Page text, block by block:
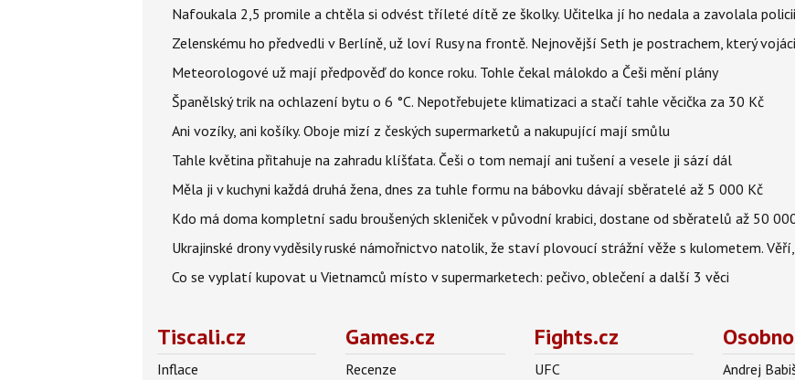
Nafoukala 2,5 promile a chtěla si odvést tříleté dítě ze školky. Učitelka jí ho nedala a zavolala policii
Zelenskému ho předvedli v Berlíně, už loví Rusy na frontě. Nejnovější Seth je postrachem, který
Meteorologové už mají předpověď do konce roku. Tohle čekal málokdo a Češi mění plány
Španělský trik na ochlazení bytu o 6 °C. Nepotřebujete klimatizaci a stačí tahle věcička za 30 Kč
Ani vozíky, ani košíky. Oboje mizí z českých supermarketů a nakupující mají smůlu
Tahle květina přitahuje na zahradu klíšťata. Češi o tom nemají ani tušení a vesele ji sází dál
Měla ji v kuchyni každá druhá žena, dnes za tuhle formu na bábovku dávají sběratelé až 5 000 Kč
Kdo má doma kompletní sadu broušených skleniček v původní krabici, dostane od sběratelů až 50
Ukrajinské drony vyděsily ruské námořnictvo natolik, že staví plovoucí strážní věže s kulometem.
Co se vyplatí kupovat u Vietnamců místo v supermarketech: pečivo, oblečení a další 3 věci
Tiscali.cz
Inflace
Games.cz
Recenze
Fights.cz
UFC
Andrej